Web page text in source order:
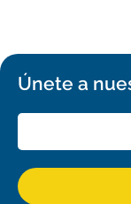
Únete a